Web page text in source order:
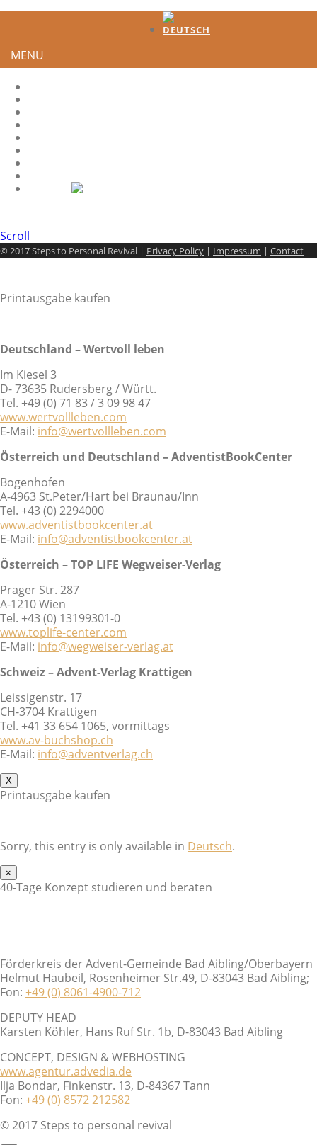
MENU
Scroll
© 2017 Steps to Personal Revival | Privacy Policy | Impressum | Contact
Printausgabe kaufen
Deutschland – Wertvoll leben
Im Kiesel 3
D- 73635 Rudersberg / Württ.
Tel. +49 (0) 71 83 / 3 09 98 47
www.wertvollleben.com
E-Mail: info@wertvollleben.com
Österreich und Deutschland – AdventistBookCenter
Bogenhofen
A-4963 St.Peter/Hart bei Braunau/Inn
Tel. +43 (0) 2294000
www.adventistbookcenter.at
E-Mail: info@adventistbookcenter.at
Österreich – TOP LIFE Wegweiser-Verlag
Prager Str. 287
A-1210 Wien
Tel. +43 (0) 13199301-0
www.toplife-center.com
E-Mail: info@wegweiser-verlag.at
Schweiz – Advent-Verlag Krattigen
Leissigenstr. 17
CH-3704 Krattigen
Tel. +41 33 654 1065, vormittags
www.av-buchshop.ch
E-Mail: info@adventverlag.ch
X
Printausgabe kaufen
Sorry, this entry is only available in Deutsch.
×
40-Tage Konzept studieren und beraten
Förderkreis der Advent-Gemeinde Bad Aibling/Oberbayern
Helmut Haubeil, Rosenheimer Str.49, D-83043 Bad Aibling;
Fon: +49 (0) 8061-4900-712
DEPUTY HEAD
Karsten Köhler, Hans Ruf Str. 1b, D-83043 Bad Aibling
CONCEPT, DESIGN & WEBHOSTING
www.agentur.advedia.de
Ilja Bondar, Finkenstr. 13, D-84367 Tann
Fon: +49 (0) 8572 212582
© 2017 Steps to personal revival